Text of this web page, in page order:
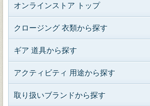
オンラインストア トップ
クロージング 衣類から探す
ギア 道具から探す
アクティビティ 用途から探す
取り扱いブランドから探す